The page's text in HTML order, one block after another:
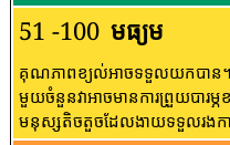
51 -100 មធ្យម
គុណភាពខ្យល់អាចទទួលយកបាន
មួយចំនួនវាអាចមានការព្រួយបារ
មនុស្សតិចតួចដែលងាយទទួលរងក